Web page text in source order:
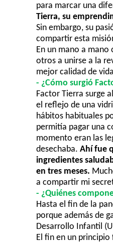
para marcar una
Tierra, su
Sin embargo, su
compartir esta
En un mano a mano
otros a unirse a la
mejor calidad de
- ¿Cómo surgió
Factor Tierra surge
el reflejo de una
hábitos habituales
permitía pagar una
momento eran las
desechaba. Ahí fue
ingredientes
en tres meses.
a compartir mi
- ¿Quiénes
Hasta el fin de la
porque además de
Desarrollo Infantil (
El fin en un